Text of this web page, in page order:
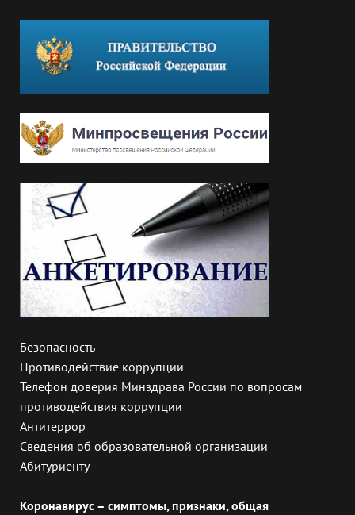
Безопасность
Противодействие коррупции
Телефон доверия Минздрава России по вопросам
противодействия коррупции
Антитеррор
Сведения об образовательной организации
Абитуриенту
Коронавирус – симптомы, признаки, общая